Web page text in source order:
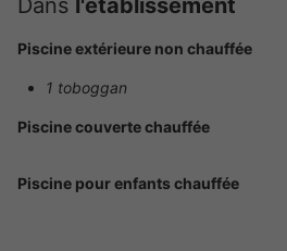
Piscine extérieure non chauffée
1 toboggan
Piscine couverte chauffée
Piscine pour enfants chauffée